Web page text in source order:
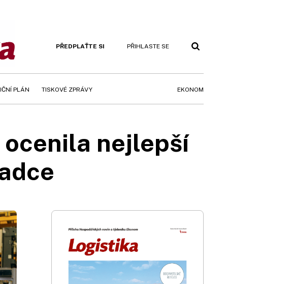
PŘEDPLAŤTE SI PŘIHLASTE SE
PLÁN TISKOVÉ ZPRÁVY EKONOM
nejlepší